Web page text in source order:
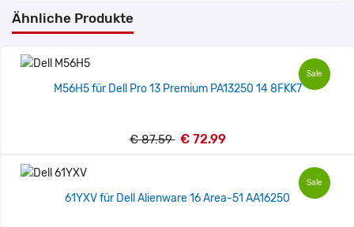
Ähnliche Produkte
Sale
M56H5 für Dell Pro 13 Premium PA13250 14 8FKK7
€ 87.59 € 72.99
Sale
61YXV für Dell Alienware 16 Area-51 AA16250